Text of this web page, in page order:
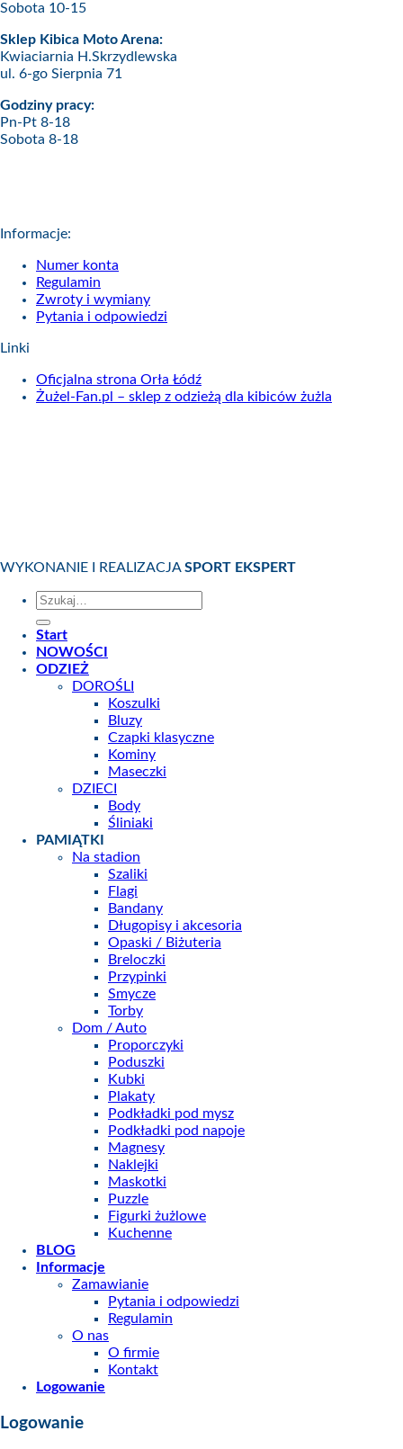
Sobota 10-15
Sklep Kibica Moto Arena:
Kwiaciarnia H.Skrzydlewska
ul. 6-go Sierpnia 71
Godziny pracy:
Pn-Pt 8-18
Sobota 8-18
Informacje:
Numer konta
Regulamin
Zwroty i wymiany
Pytania i odpowiedzi
Linki
Oficjalna strona Orła Łódź
Żużel-Fan.pl – sklep z odzieżą dla kibiców żużla
WYKONANIE I REALIZACJASPORT EKSPERT
Szukaj:
Start
NOWOŚCI
ODZIEŻ
DOROŚLI
Koszulki
Bluzy
Czapki klasyczne
Kominy
Maseczki
DZIECI
Body
Śliniaki
PAMIĄTKI
Na stadion
Szaliki
Flagi
Bandany
Długopisy i akcesoria
Opaski / Biżuteria
Breloczki
Przypinki
Smycze
Torby
Dom / Auto
Proporczyki
Poduszki
Kubki
Plakaty
Podkładki pod mysz
Podkładki pod napoje
Magnesy
Naklejki
Maskotki
Puzzle
Figurki żużlowe
Kuchenne
BLOG
Informacje
Zamawianie
Pytania i odpowiedzi
Regulamin
O nas
O firmie
Kontakt
Logowanie
Logowanie